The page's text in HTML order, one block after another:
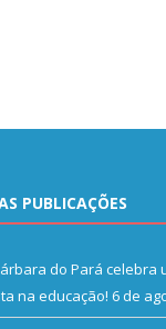
PUBLICAÇÕES
do Pará celebra
na educação! 6 de